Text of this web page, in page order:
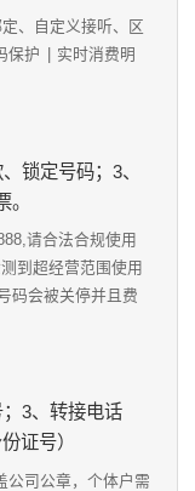
、自定义接听、区
保护
实时消费明
锁定号码；3、
请合法合规使用
到超经营范围使用
码会被关停并且费
3、转接电话
证号）
公司公章，个体户需